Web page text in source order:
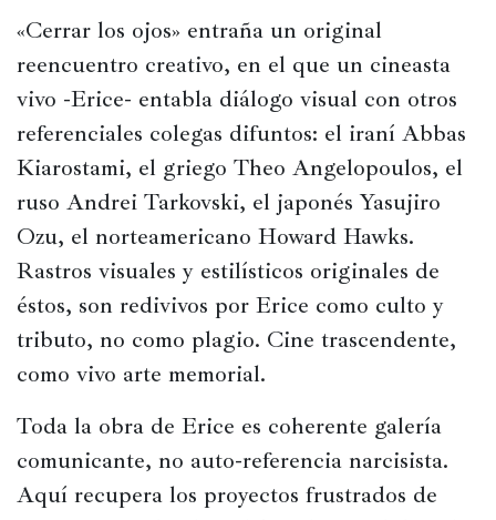
«Cerrar los ojos» entraña un original
reencuentro creativo, en el que un cineasta
vivo -Erice- entabla diálogo visual con otros
referenciales colegas difuntos: el iraní Abbas
Kiarostami, el griego Theo Angelopoulos, el
ruso Andrei Tarkovski, el japonés Yasujiro
Ozu, el norteamericano Howard Hawks.
Rastros visuales y estilísticos originales de
éstos, son redivivos por Erice como culto y
tributo, no como plagio. Cine trascendente,
como vivo arte memorial.
Toda la obra de Erice es coherente galería
comunicante, no auto-referencia narcisista.
Aquí recupera los proyectos frustrados de